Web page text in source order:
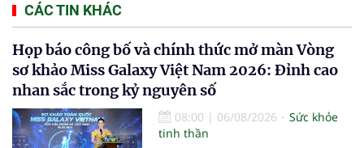
CÁC TIN KHÁC
Họp báo công bố và chính thức mở màn Vòng
sơ khảo Miss Galaxy Việt Nam 2026: Đỉnh cao
nhan sắc trong kỷ nguyên số
08:00 | 06/08/2026
Sức khỏe
tinh thần